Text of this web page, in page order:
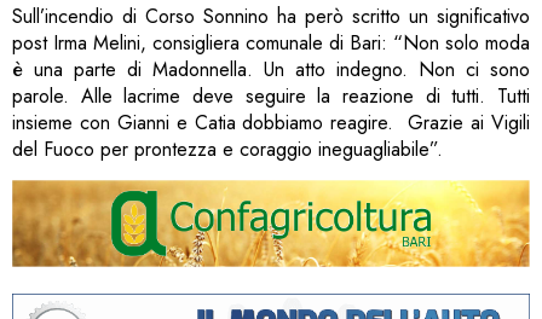
Sull’incendio di Corso Sonnino ha però scritto un significativo
post Irma Melini, consigliera comunale di Bari: “Non solo moda
è una parte di Madonnella. Un atto indegno. Non ci sono
parole. Alle lacrime deve seguire la reazione di tutti. Tutti
insieme con Gianni e Catia dobbiamo reagire. Grazie ai Vigili
del Fuoco per prontezza e coraggio ineguagliabile”.